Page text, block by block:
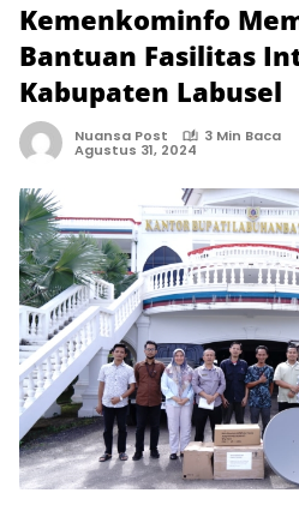
Kemenkominfo
Bantuan Fasilitas
Kabupaten Labusel
Nuansa Post 3 Min Baca
Agustus 31, 2024